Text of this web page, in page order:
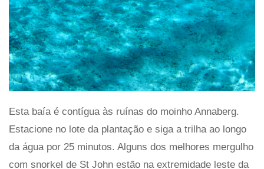
Esta baía é contígua às ruínas do moinho Annaberg.
Estacione no lote da plantação e siga a trilha ao longo
da água por 25 minutos. Alguns dos melhores mergulho
com snorkel de St John estão na extremidade leste da